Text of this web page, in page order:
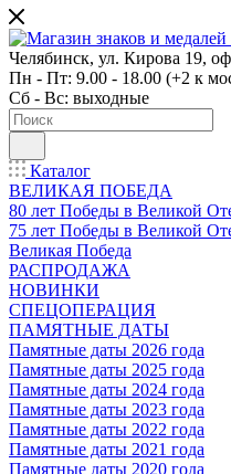
Челябинск, ул. Кирова 19,
Пн - Пт: 9.00 - 18.00 (+2 к
Сб - Вс: выходные
Каталог
ВЕЛИКАЯ ПОБЕДА
80 лет Победы в Великой
75 лет Победы в Великой
Великая Победа
РАСПРОДАЖА
НОВИНКИ
СПЕЦОПЕРАЦИЯ
ПАМЯТНЫЕ ДАТЫ
Памятные даты 2026 года
Памятные даты 2025 года
Памятные даты 2024 года
Памятные даты 2023 года
Памятные даты 2022 года
Памятные даты 2021 года
Памятные даты 2020 года